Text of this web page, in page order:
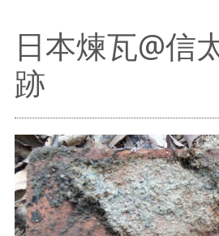
日本煉瓦@信
跡